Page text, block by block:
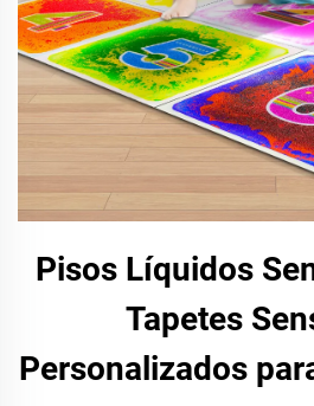
Pisos Líquidos
Tapetes
Personalizados